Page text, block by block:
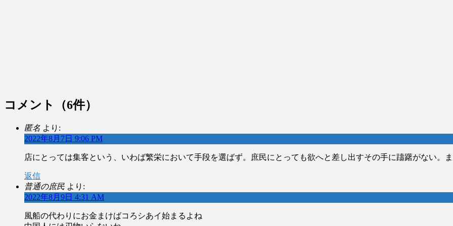
コメント （6件）
匿名 より:
2022年8月7日 9:06 PM
店にとっては集客という、いわば繁栄において手段を選ばず。庶民にとっても欲へと差し出すその手に躊躇がない。ま
返信
普通の庶民 より:
2022年8月9日 4:31 AM
風船の代わりにお金まけばコろシあイ始まるよね